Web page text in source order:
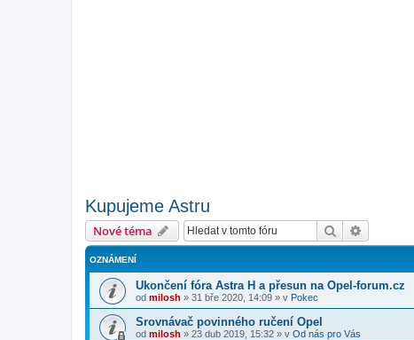
Kupujeme Astru
Nové téma Hledat
OZNÁMENÍ
Ukončení fóra Astra H a přesun na Opel-forum.cz
od milosh » 31 bře 2020, 14:09 » v Pokec
Srovnávač povinného ručení Opel
od milosh » 23 dub 2019, 15:32 » v Od nás pro Vás